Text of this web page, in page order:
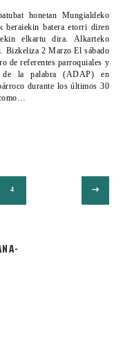
beraiekin batera etorri diren
elkartu dira. Alkarteko
Bizkeliza 2 Marzo El sábado
de referentes parroquiales y
de la palabra (ADAP) en
durante los últimos 30
4